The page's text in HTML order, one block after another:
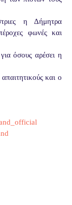
η Δήμητρα
φωνές και
όσους αρέσει η
και ο
official